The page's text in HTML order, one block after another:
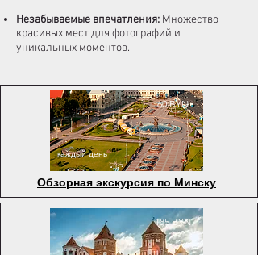
Незабываемые впечатления: Множество
красивых мест для фотографий и
уникальных моментов.
60 BYN
каждый день
Обзорная экскурсия по Минску
185 BYN